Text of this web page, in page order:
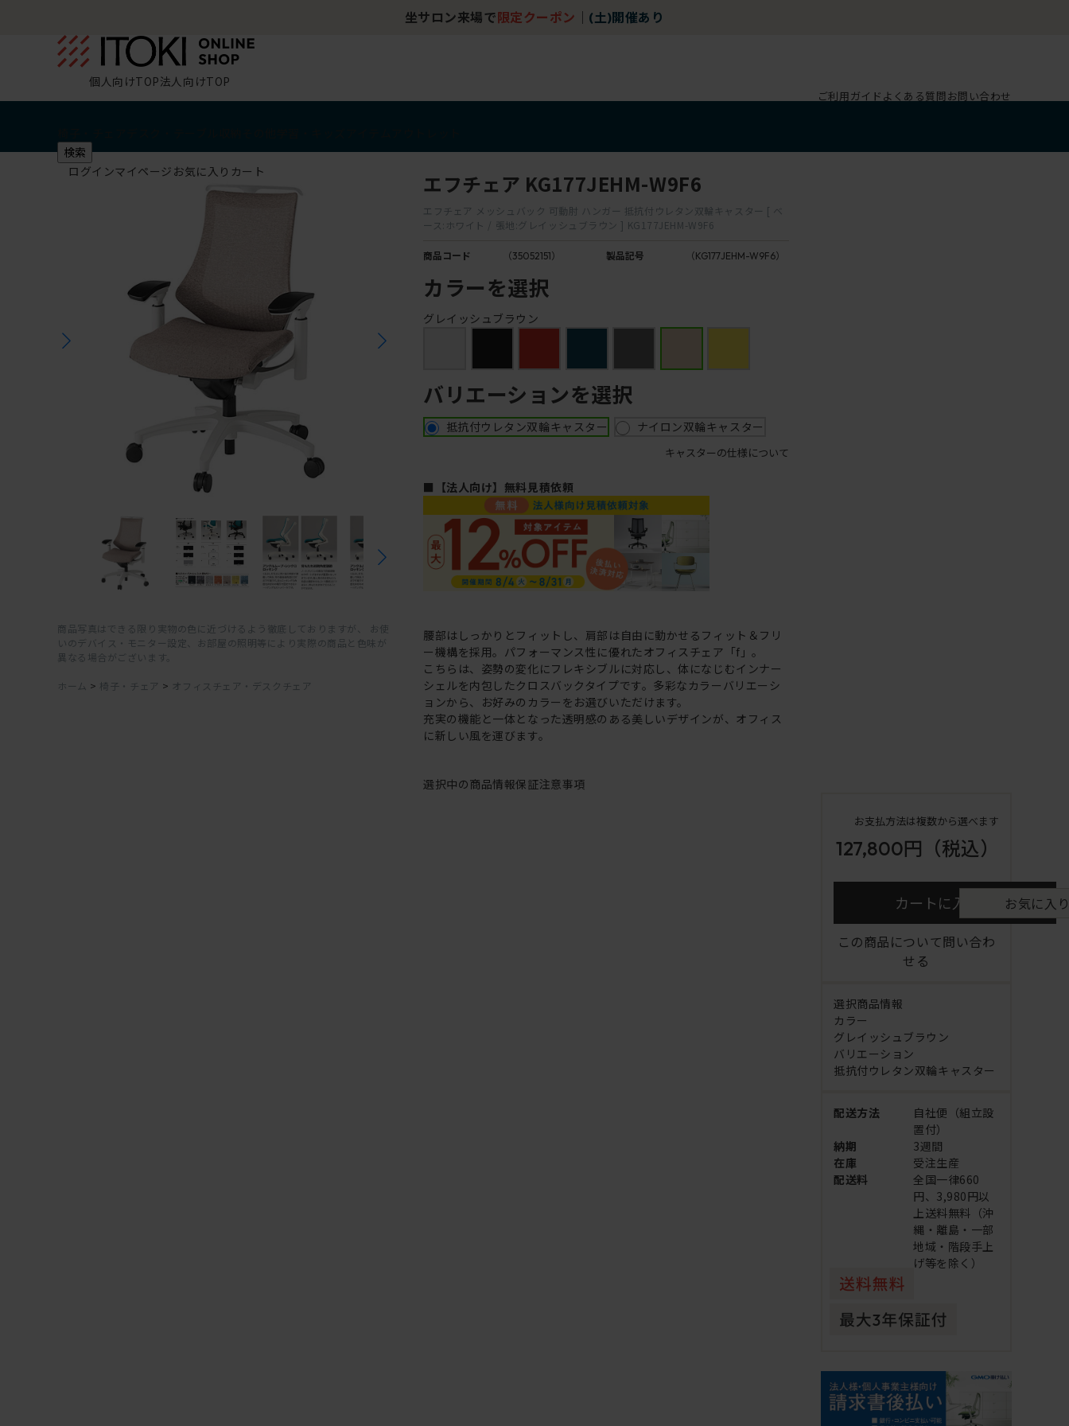
坐サロン来場で 限定クーポン (土)開催あり
個人向けTOP法人向けTOP
ご利用ガイド よくある質問お問い合わせ
検索
ログインマイページ お気に入り カート
商品写真はできる限り実物の色に近づけるよう徹底しておりますが、 お使
いのデバイス・モニター設定、お部屋の照明等により実際の商品と色味が
異なる場合がございます。
ホーム > 椅子・チェア > オフィスチェア・デスクチェア
エフチェア KG177JEHM-W9F6
エフチェア メッシュバック 可動肘 ハンガー 抵抗付ウレタン双輪キャスター [ ベ
ース:ホワイト / 張地:グレイッシュブラウン ] KG177JEHM-W9F6
商品コード （35052151） 製品記号 （KG177JEHM-W9F6）
カラーを選択
グレイッシュブラウン
バリエーションを選択
抵抗付ウレタン双輪キャスター ナイロン双輪キャスター
キャスターの仕様について
■【法人向け】無料見積依頼
腰部はしっかりとフィットし、肩部は自由に動かせるフィット＆フリ
ー機構を採用。パフォーマンス性に優れたオフィスチェア「f」。
こちらは、姿勢の変化にフレキシブルに対応し、体になじむインナー
シェルを内包したクロスバックタイプです。多彩なカラーバリエーシ
ョンから、お好みのカラーをお選びいただけます。
充実の機能と一体となった透明感のある美しいデザインが、オフィス
に新しい風を運びます。
選択中の商品情報保証注意事項
お支払方法は複数から選べます
127,800円 （税込）
カートに入れる お気に入
この商品について問い合わ
せる
選択商品情報
カラー
グレイッシュブラウン
バリエーション
抵抗付ウレタン双輪キャスター
配送方法
自社便（組立設
置付）
納期
3週間
在庫
受注生産
配送料
全国一律660
円、3,980円以
上送料無料（沖
縄・離島・一部
地域・階段手上
げ等を除く）